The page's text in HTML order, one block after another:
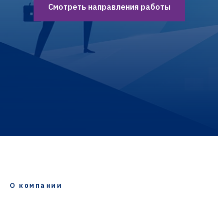
Смотреть направления работы
О компании